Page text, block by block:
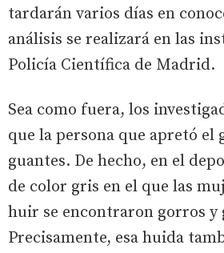
tardarán varios días en
análisis se realizará en las
Policía Científica de Madrid.
Sea como fuera, los
que la persona que apretó
guantes. De hecho, en el
de color gris en el que las
huir se encontraron gorros y
Precisamente, esa huida